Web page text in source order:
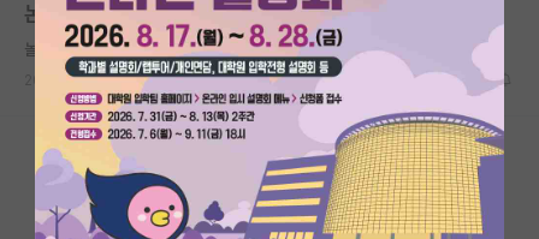
연구실&오픈랩
커뮤니티
커뮤니티 홈
전체글보기
베스트 게시판
논문 읽는법 질문 드립니다.
놀란 토마스 홉스
2023.10.17 9 2674